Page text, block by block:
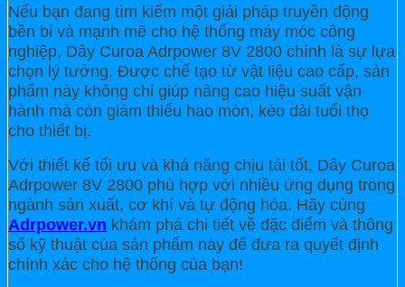
Nếu bạn đang tìm kiếm một giải pháp truyền động
bền bỉ và mạnh mẽ cho hệ thống máy móc công
nghiệp, Dây Curoa Adrpower 8V 2800 chính là sự lựa
chọn lý tưởng. Được chế tạo từ vật liệu cao cấp, sản
phẩm này không chỉ giúp nâng cao hiệu suất vận
hành mà còn giảm thiểu hao mòn, kéo dài tuổi thọ
cho thiết bị.
Với thiết kế tối ưu và khả năng chịu tải tốt, Dây Curoa
Adrpower 8V 2800 phù hợp với nhiều ứng dụng trong
ngành sản xuất, cơ khí và tự động hóa. Hãy cùng
Adrpower.vn khám phá chi tiết về đặc điểm và thông
số kỹ thuật của sản phẩm này để đưa ra quyết định
chính xác cho hệ thống của bạn!